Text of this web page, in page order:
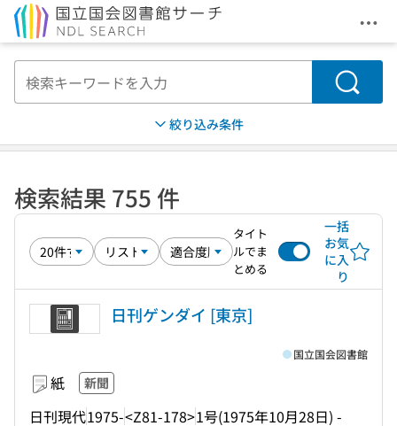
メ
検索
絞り込み条件
検索結果 755 件
タイト
ルでま
とめる
一括
お気
に入
り
日刊ゲンダイ [東京]
紙 新聞
日刊現代1975-<Z81-178>1号(1975年10月28日) -
国立国会図書館